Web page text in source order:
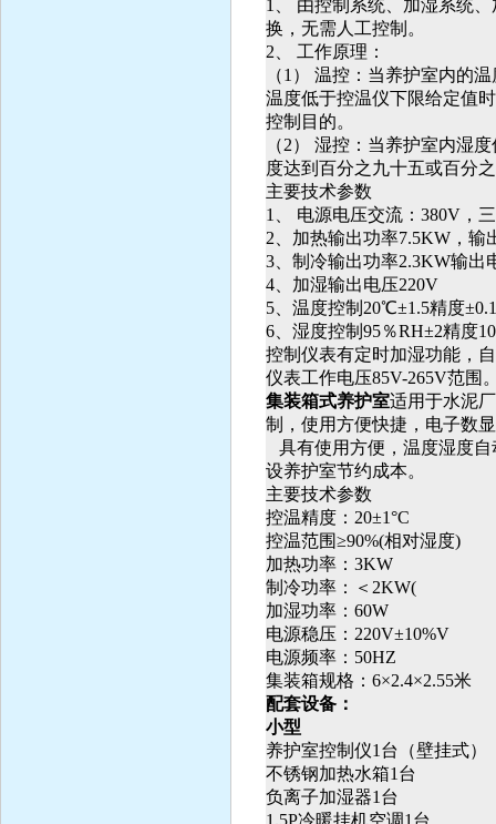
1
、 由控制系统、加湿系统
换，无需人工控制。
2 、 工作原理：
（1） 温控：当养护室内的
温度低于控温仪下限给定值
控制目的。
（2） 湿控：当养护室内湿
度达到百分之九十五或百分
主要技术参数
1
、 电源电压交流：380V，
2 、加热输出功率7.5KW，输
3 、制冷输出功率2.3KW输出
4 、加湿输出电压220V
5 、温度控制20℃±1.5精度±0.1
6 、湿度控制95％RH±2精度
控制仪表有定时加湿功能，
仪表工作电压85V-265V范围
集装箱式养护室适用于水泥
制，使用方便快捷，电子数
具有使用方便，温度湿度
设养护室节约成本。
主要技术参数
控温精度：20±1°C
控温范围≥90%(相对湿度)
加热功率：3KW
制冷功率：＜2KW(
加湿功率：60W
电源稳压：220V±10%V
电源频率：50HZ
集装箱规格：6×2.4×2.55米
配套设备：
小型
养护室控制仪1台（壁挂式）
不锈钢加热水箱1台
负离子加湿器1台
1.5P冷暖挂机空调1台